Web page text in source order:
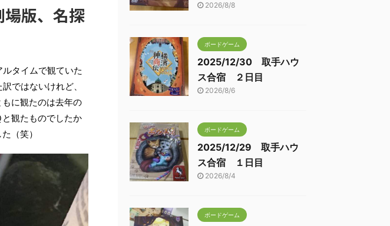
版、名探
タイムで観ていた
ではないけれど、
に観たのは去年の
観たものでしたか
（笑）
2026/8/8
ボードゲーム
2025/12/30 取手ハウ
ス合宿 ２日目
2026/8/6
ボードゲーム
2025/12/29 取手ハウ
ス合宿 １日目
2026/8/4
ボードゲーム